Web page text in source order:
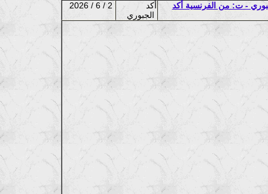
2026 / 6 / 2
أكد
- ت: من الفرنسية أكد